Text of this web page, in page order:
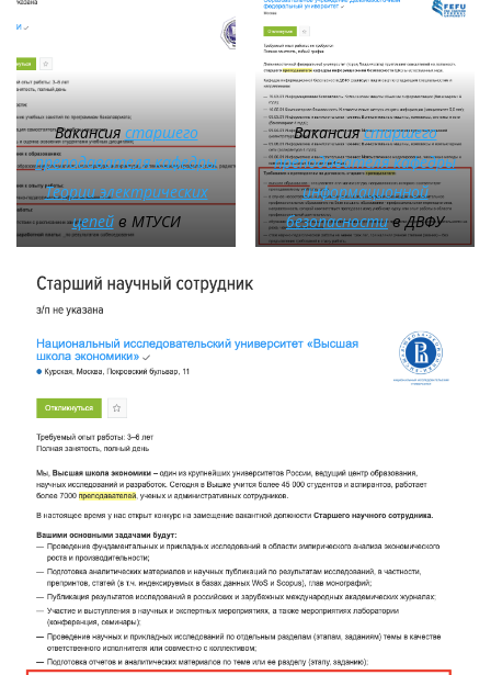
Вакансия старшего
преподавателя кафедры
Теории электрических
цепейв МТУСИ
Вакансиястаршего
преподавателя кафедры
информационной
безопасностив ДВФУ